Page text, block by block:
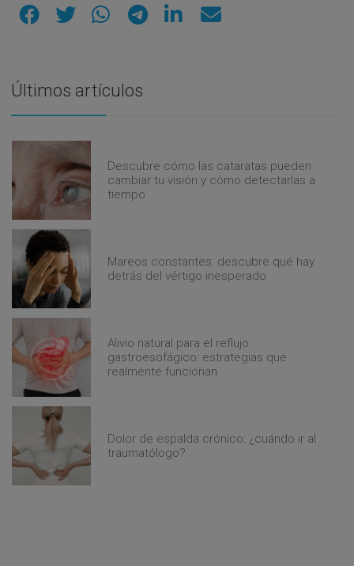
Últimos artículos
Descubre cómo las cataratas pueden
cambiar tu visión y cómo detectarlas a
tiempo
Mareos constantes: descubre qué hay
detrás del vértigo inesperado
Alivio natural para el reflujo
gastroesofágico: estrategias que
realmente funcionan
Dolor de espalda crónico: ¿cuándo ir al
traumatólogo?